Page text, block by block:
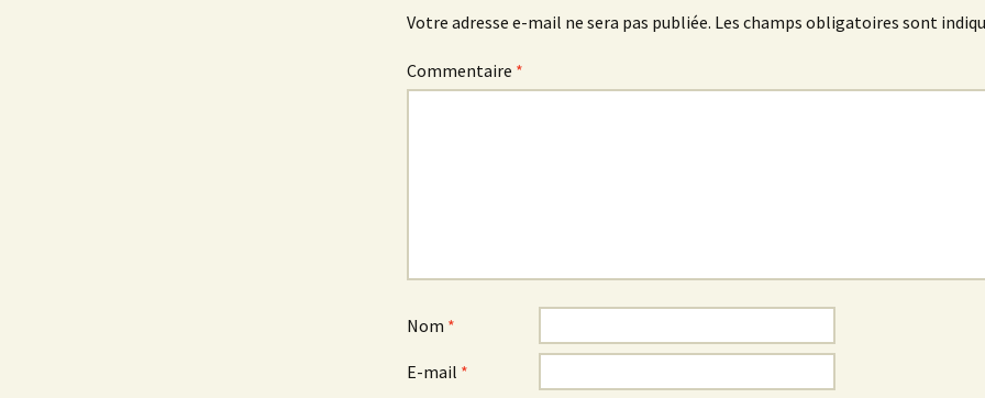
Votre adresse e-mail ne sera pas publiée. Les champs obligatoires sont
Commentaire *
Nom *
E-mail *